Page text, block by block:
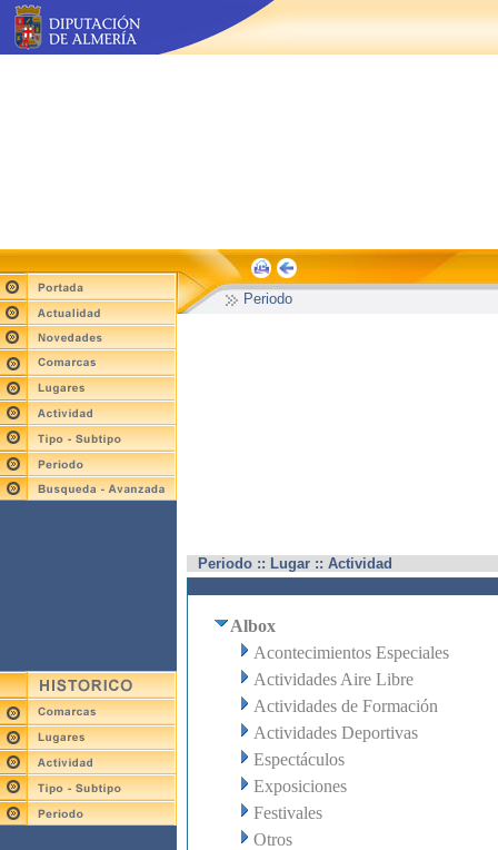
Periodo
Periodo :: Lugar :: Actividad
Albox
Acontecimientos Especiales
Actividades Aire Libre
Actividades de Formación
Actividades Deportivas
Espectáculos
Exposiciones
Festivales
Otros